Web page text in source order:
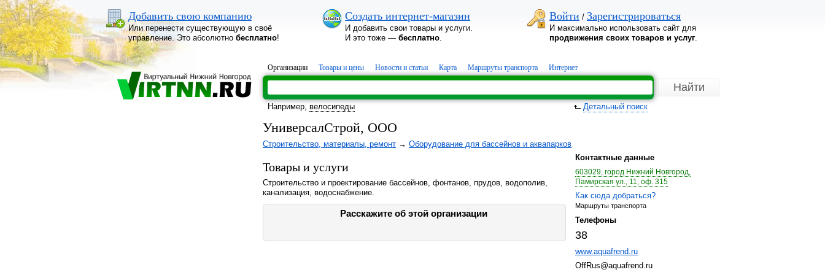
Добавить свою компанию
Или перенести существующую в своё
управление. Это абсолютно бесплатно!
Создать интернет-магазин
И добавить свои товары и услуги.
И это тоже — бесплатно.
Войти / Зарегистрироваться
И максимально использовать сайт для
продвижения своих товаров и услуг.
Организации Товары и цены Новости и статьи Карта Маршруты транспорта Интернет
Например, велосипеды Детальный поиск
УниверсалСтрой, ООО
Строительство, материалы, ремонт → Оборудование для бассейнов и аквапарков
Товары и услуги
Строительство и проектирование бассейнов, фонтанов, прудов, водополив,
канализация, водоснабжение.
Расскажите об этой организации
Контактные данные
603029, город Нижний Новгород,
Памирская ул., 11, оф. 315
Как сюда добраться?
Маршруты транспорта
Телефоны
38
www.aquafrend.ru
OffRus@aquafrend.ru